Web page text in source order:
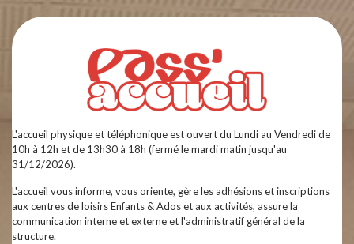
L'accueil physique et téléphonique est ouvert du Lundi au Vendredi de
10h à 12h et de 13h30 à 18h (fermé le mardi matin jusqu'au
31/12/2026).
L'accueil vous informe, vous oriente, gère les adhésions et inscriptions
aux centres de loisirs Enfants & Ados et aux activités, assure la
communication interne et externe et l'administratif général de la
structure.